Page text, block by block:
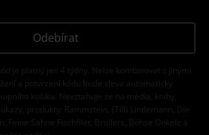
Odebírat
je platný jen 4 týdny. Nelze kombinovat s jinými
a potvrzení kódu bude sleva automaticky
košíku. Nevztahuje se na média, knihy,
produkty: Rammstein, (Till) Lindemann, Die
Feine Sahne Fischfilet, Broilers, Böhse Onkelz a